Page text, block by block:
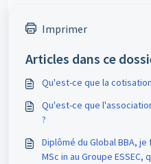
Imprimer
Articles dans ce
Qu'est-ce que la
Qu'est-ce que
?
Diplômé du Global BBA,
MSc in au Groupe